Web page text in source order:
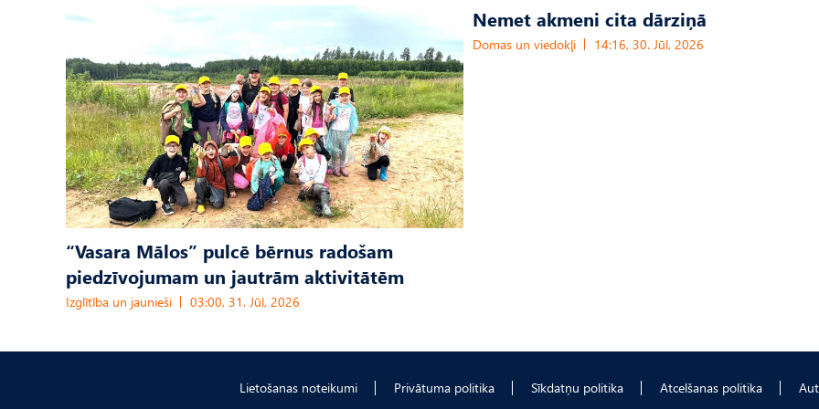
“Vasara Mālos” pulcē bērnus radošam
piedzīvojumam un jautrām aktivitātēm
Izglītība un jaunieši 03:00, 31. Jūl, 2026
Nemet akmeni cita dārziņā
Domas un viedokļi 14:16, 30. Jūl, 2026
Lietošanas noteikumi Privātuma politika Sīkdatņu politika Atcelšanas politika